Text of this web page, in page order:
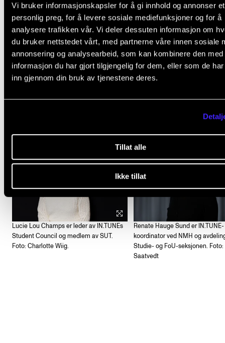
Vi bruker informasjonskapsler for å gi innhold og annonser et
personlig preg, for å levere sosiale mediefunksjoner og for å
analysere trafikken vår. Vi deler dessuten informasjon om
du bruker nettstedet vårt, med partnerne våre innen sosiale
annonsering og analysearbeid, som kan kombinere den med
informasjon du har gjort tilgjengelig for dem, eller som de
inn gjennom din bruk av tjenestene deres.
Tillat alle
Ikke tillat
Hvis du trenger råd om å utvikle ideen din til en
kontakt med IN.TUNEs kontaktpersoner ved NMH,
Hauge Sundog studentlederLucie Lou Champspå
post eller teams.
Hør også med dem for å komme i kontakt med
medstudenter ved de andre IN.TUNE-institusjonene.
Lucie Lou Champs er leder av IN.TUNEs
Student Council og medlem av SUT.
Foto: Charlotte Wiig.
Renate Hauge Sund er IN.TUNE-
koordinator ved NMH og
Studie- og FoU-seksjonen.
Saatvedt